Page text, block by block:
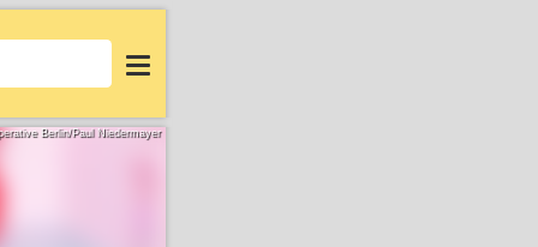
Login
Berlin/Paul Niedermayer